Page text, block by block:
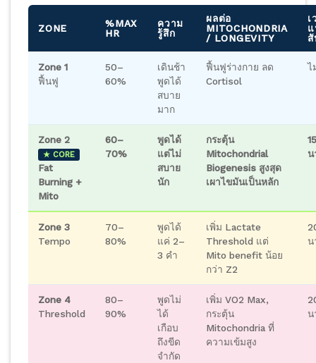
ZONE
%MAX
HR
ความ
รู้สึก
ผลต่อ
MITOCHONDRIA
/ LONGEVITY
เ
Zone 1
ฟื้นฟู
50–
60%
เดินช้า
พูดได้
สบาย
มาก
ฟื้นฟูร่างกาย ลด
Cortisol
ไ
Zone 2
★ CORE
Fat
Burning +
Mito
60–
70%
พูดได้
แต่ไม่
สบาย
นัก
กระตุ้น
Mitochondrial
Biogenesis สูงสุด
เผาไขมันเป็นหลัก
น
Zone 3
Tempo
70–
80%
พูดได้
แค่ 2–
3 คำ
เพิ่ม Lactate
Threshold แต่
Mito benefit น้อย
กว่า Z2
น
Zone 4
Threshold
80–
90%
พูดไม่
ได้
เกือบ
ถึงขีด
จำกัด
เพิ่ม VO2 Max,
กระตุ้น
Mitochondria ที่
ความเข้มสูง
น